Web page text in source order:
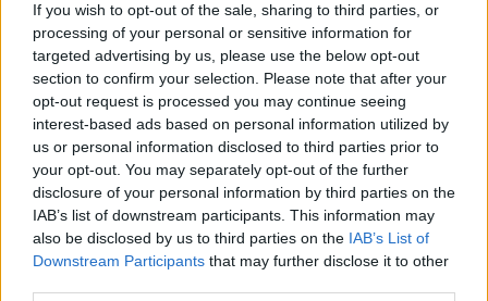
If you wish to opt-out of the sale, sharing to third parties, or
processing of your personal or sensitive information for
targeted advertising by us, please use the below opt-out
section to confirm your selection. Please note that after your
opt-out request is processed you may continue seeing
interest-based ads based on personal information utilized by
us or personal information disclosed to third parties prior to
your opt-out. You may separately opt-out of the further
disclosure of your personal information by third parties on the
IAB’s list of downstream participants. This information may
also be disclosed by us to third parties on the IAB’s List of
Downstream Participants that may further disclose it to other
Συναγερμός για την εξαφάνιση 14χρονου από το
Διακοπτό Αχαΐας
Τα ίχνη του χάθηκαν το απόγευμα της Δευτέρας
(12/8)
13.08.2024, 23:47